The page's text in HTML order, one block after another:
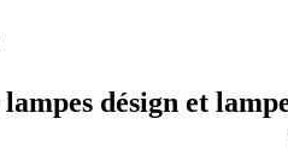
lampes désign et